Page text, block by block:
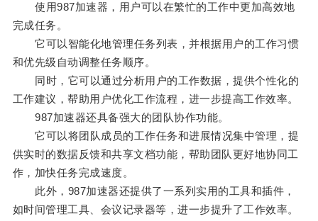
使用987加速器，用户可以在繁忙的工作中更加高效地
完成任务。
它可以智能化地管理任务列表，并根据用户的工作习惯
和优先级自动调整任务顺序。
同时，它可以通过分析用户的工作数据，提供个性化的
工作建议，帮助用户优化工作流程，进一步提高工作效率。
987加速器还具备强大的团队协作功能。
它可以将团队成员的工作任务和进展情况集中管理，提
供实时的数据反馈和共享文档功能，帮助团队更好地协同工
作，加快任务完成速度。
此外，987加速器还提供了一系列实用的工具和插件，
如时间管理工具、会议记录器等，进一步提升了工作效率。